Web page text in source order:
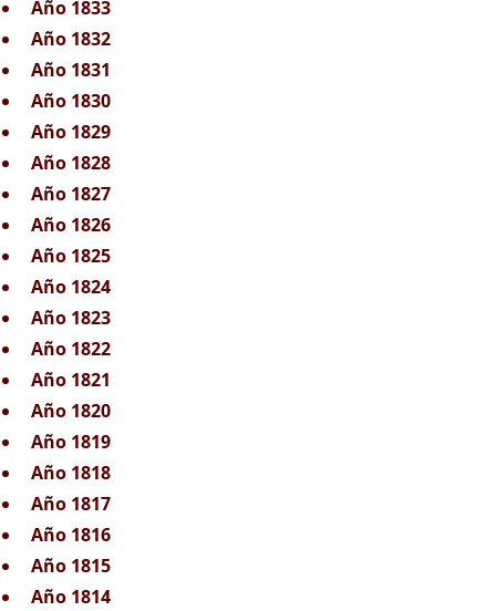
Año 1833
Año 1832
Año 1831
Año 1830
Año 1829
Año 1828
Año 1827
Año 1826
Año 1825
Año 1824
Año 1823
Año 1822
Año 1821
Año 1820
Año 1819
Año 1818
Año 1817
Año 1816
Año 1815
Año 1814